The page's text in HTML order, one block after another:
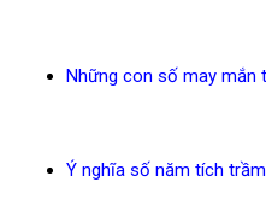
Những con số may mắn
Ý nghĩa số năm tích trầm